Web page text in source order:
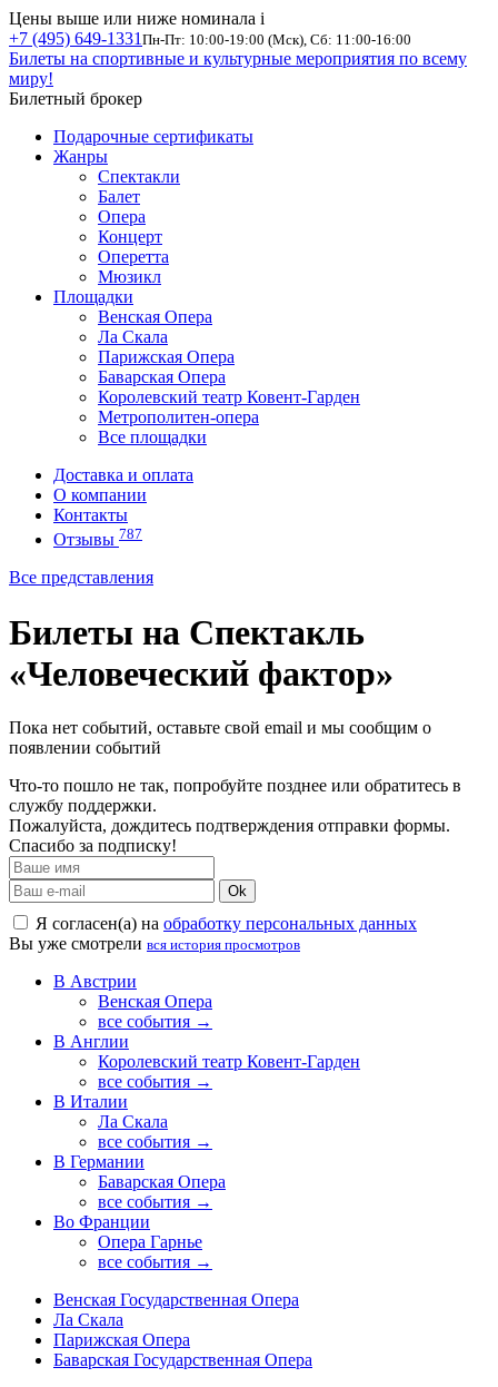
Цены выше или ниже номинала i
+7 (495) 649-1331 Пн-Пт: 10:00-19:00 (Мск), Сб: 11:00-16:00
Билеты на спортивные и культурные мероприятия по всему
миру!
Билетный брокер
Подарочные сертификаты
Жанры
Спектакли
Балет
Опера
Концерт
Оперетта
Мюзикл
Площадки
Венская Опера
Ла Скала
Парижская Опера
Баварская Опера
Королевский театр Ковент-Гарден
Метрополитен-опера
Все площадки
Доставка и оплата
О компании
Контакты
Отзывы 787
Все представления
Билеты на Спектакль
«Человеческий фактор»
Пока нет событий, оставьте свой email и мы сообщим о
появлении событий
Что-то пошло не так, попробуйте позднее или обратитесь в
службу поддержки.
Пожалуйста, дождитесь подтверждения отправки формы.
Спасибо за подписку!
Ok
Я согласен(а) на обработку персональных данных
Вы уже смотрели вся история просмотров
В Австрии
Венская Опера
все события →
В Англии
Королевский театр Ковент-Гарден
все события →
В Италии
Ла Скала
все события →
В Германии
Баварская Опера
все события →
Во Франции
Опера Гарнье
все события →
Венская Государственная Опера
Ла Скала
Парижская Опера
Баварская Государственная Опера